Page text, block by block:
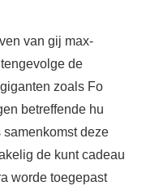
van gij max-
de
zoals Fo
betreffende hu
deze
de kunt cadeau
worde toegepast